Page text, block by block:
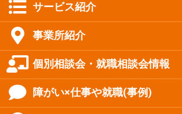
サービス紹介
事業所紹介
個別相談会・就職相談会情報
障がい×仕事や就職(事例)